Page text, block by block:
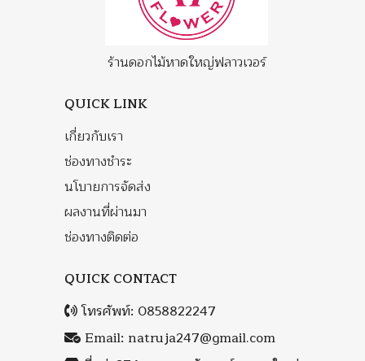
ร้านดอกไม้หาดใหญ่ฟลาวเวอร์
QUICK LINK
เกี่ยวกับเรา
ช่องทางชำระ
นโบายการจัดส่ง
ผลงานที่ผ่านมา
ช่องทางติดต่อ
QUICK CONTACT
โทรศัพท์: 0858822247
Email: natruja247@gmail.com